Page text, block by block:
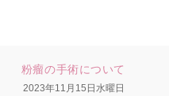
粉瘤の手術について
2023年11月15日水曜日